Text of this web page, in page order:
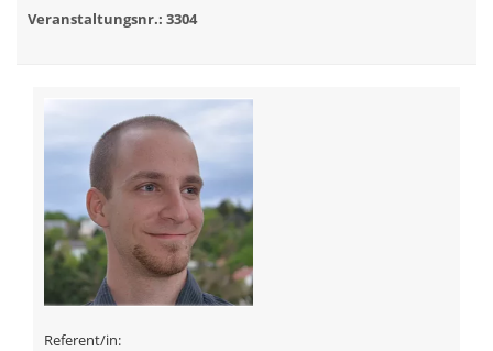
Veranstaltungsnr.: 3304
Referent/in: